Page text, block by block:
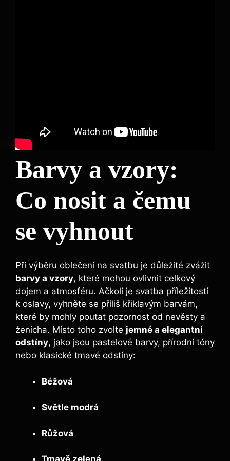
Barvy a vzory:
Co nosit a čemu
se vyhnout
Při výběru oblečení na svatbu je důležité zvážit
barvy a vzory, které mohou ovlivnit celkový
dojem a atmosféru. Ačkoli je svatba příležitostí
k oslavy, vyhněte se příliš křiklavým barvám,
které by mohly poutat pozornost od nevěsty a
ženicha. Místo toho zvolte jemné a elegantní
odstíny, jako jsou pastelové barvy, přírodní tóny
nebo klasické tmavé odstíny:
Béžová
Světle modrá
Růžová